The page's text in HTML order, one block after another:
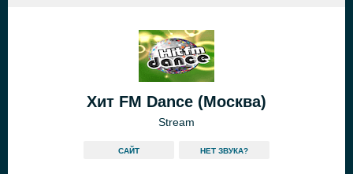
Хит FM Dance (Москва)
Stream
САЙТ HЕТ ЗВУКА?